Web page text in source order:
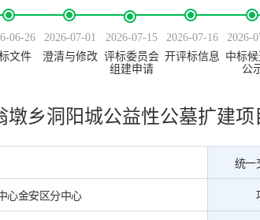
06-26
文件
2026-07-01
澄清与修改
2026-07-15
评标委员会
组建申请
2026-07-16
开评标信息
2026-
中标
公
墩乡洞阳城公益性公墓扩建项
统一
心金安区分中心